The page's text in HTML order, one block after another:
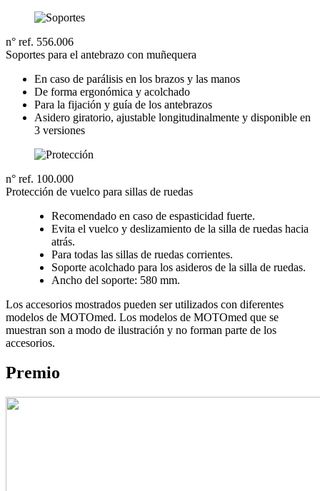
n° ref. 556.006
Soportes para el antebrazo con muñequera
En caso de parálisis en los brazos y las manos
De forma ergonómica y acolchado
Para la fijación y guía de los antebrazos
Asidero giratorio, ajustable longitudinalmente y disponible en
3 versiones
n° ref. 100.000
Protección de vuelco para sillas de ruedas
Recomendado en caso de espasticidad fuerte.
Evita el vuelco y deslizamiento de la silla de ruedas hacia
atrás.
Para todas las sillas de ruedas corrientes.
Soporte acolchado para los asideros de la silla de ruedas.
Ancho del soporte: 580 mm.
Los accesorios mostrados pueden ser utilizados con diferentes
modelos de MOTOmed. Los modelos de MOTOmed que se
muestran son a modo de ilustración y no forman parte de los
accesorios.
Premio